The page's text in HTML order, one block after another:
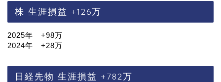
株 生涯損益 +126万
2025年 +98万
2024年 +28万
日経先物 生涯損益 +782万